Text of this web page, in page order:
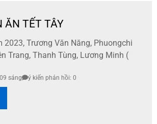
ĂN TẾT TÂY
2023, Trương Văn Năng, Phuongchi
Trang, Thanh Tùng, Lương Minh (
sáng ý kiến phản hồi: 0